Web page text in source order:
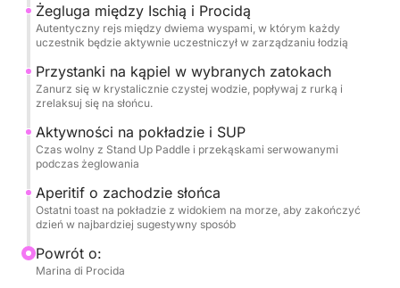
steru, żagli i wykonywania podstawowych
manewrów. Będzie mnóstwo czasu na przerwę i
pływanie w krystalicznie czystej wodzie, nurkowanie
z rurką lub po prostu relaks na słońcu. Na pokładzie
znajdziesz przekąski, napoje bezalkoholowe i deskę
przyjemniejsza. Na koniec dnia na pokładzie będzie
czekał na nas zasłużony aperitif, podczas którego
odkrytą pasję do żeglarstwa.
Żegluga między Ischią i Procidą
Autentyczny rejs między dwiema wyspami, w którym każdy
uczestnik będzie aktywnie uczestniczył w zarządzaniu łodzią
Przystanki na kąpiel w wybranych zatokach
Zanurz się w krystalicznie czystej wodzie, popływaj z rurką i
zrelaksuj się na słońcu.
Aktywności na pokładzie i SUP
Czas wolny z Stand Up Paddle i przekąskami serwowanymi
podczas żeglowania
Aperitif o zachodzie słońca
Ostatni toast na pokładzie z widokiem na morze, aby zakończyć
dzień w najbardziej sugestywny sposób
Powrót o:
Marina di Procida